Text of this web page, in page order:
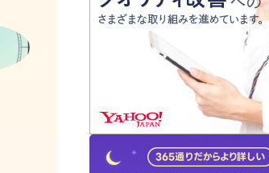
ユーザーの声
占いの流れ
おすすめの占い師